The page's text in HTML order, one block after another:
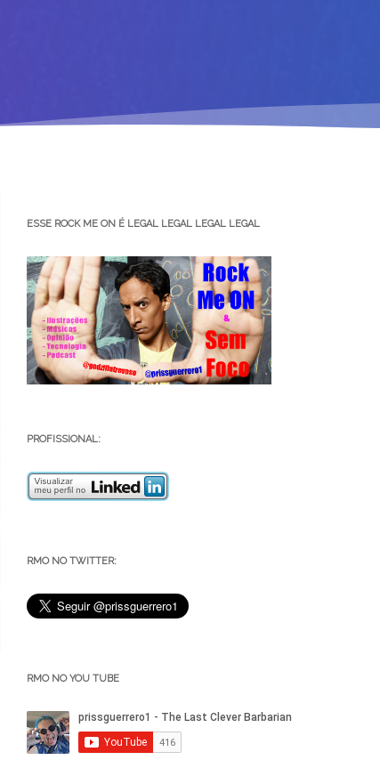
ESSE ROCK ME ON É LEGAL LEGAL LEGAL LEGAL
PROFISSIONAL:
RMO NO TWITTER:
RMO NO YOU TUBE